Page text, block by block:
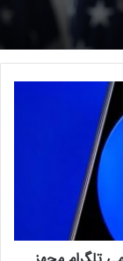
وانت
به تیربرق
کرد که
از راه